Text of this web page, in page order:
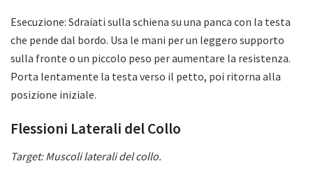
Esecuzione: Sdraiati sulla schiena su una panca con la testa
che pende dal bordo. Usa le mani per un leggero supporto
sulla fronte o un piccolo peso per aumentare la resistenza.
Porta lentamente la testa verso il petto, poi ritorna alla
posizione iniziale.
Flessioni Laterali del Collo
Target: Muscoli laterali del collo.